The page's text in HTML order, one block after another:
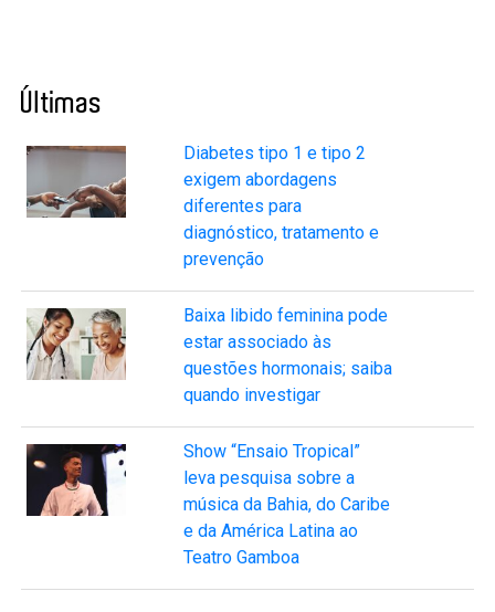
Últimas
Diabetes tipo 1 e tipo 2
exigem abordagens
diferentes para
diagnóstico, tratamento e
prevenção
Baixa libido feminina pode
estar associado às
questões hormonais; saiba
quando investigar
Show “Ensaio Tropical”
leva pesquisa sobre a
música da Bahia, do Caribe
e da América Latina ao
Teatro Gamboa